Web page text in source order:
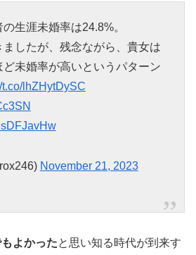
生涯未婚率は24.8%。
ましたが、残念ながら、貴女は
未婚率が高いというパターン
t.co/lhZHytDySC
November 21, 2023
よかったと思い知る時代が到来す